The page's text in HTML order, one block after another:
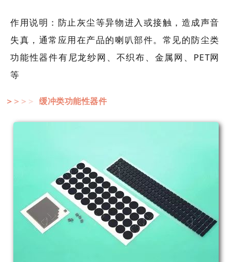
作用说明：防止灰尘等异物进入或接触，造成声音
失真，通常应用在产品的喇叭部件。常见的防尘类
功能性器件有尼龙纱网、不织布、金属网、PET网
等
＞ ＞ ＞ ＞ 缓冲类功能性器件